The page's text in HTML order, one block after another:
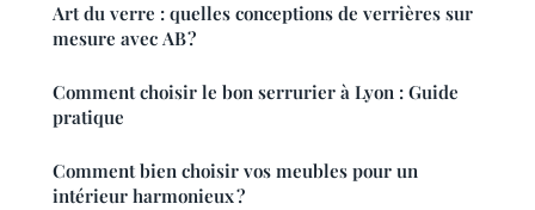
Art du verre : quelles conceptions de verrières sur
mesure avec AB ?
Comment choisir le bon serrurier à Lyon : Guide
pratique
Comment bien choisir vos meubles pour un
intérieur harmonieux ?